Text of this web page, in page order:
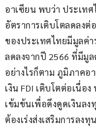
อาเซียน พบว่า ประเท
อัตราการเติบโตลดลงต่
ของประเทศไทยมีมูลค่
ลดลงจากปี 2566 ที่มีมู
อย่างไรก็ตาม ภูมิภาคอ
เงิน FDI เติบโตต่อเนื่อ
เข้มข้นเพื่อดึงดูดเงินลง
ต้องเร่งส่งเสริมการลง